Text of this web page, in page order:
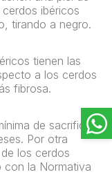
ibéricos
tirando a negro.
tienen las
a los cerdos
fibrosa.
de sacrificio
Por otra
los cerdos
con la Normativa